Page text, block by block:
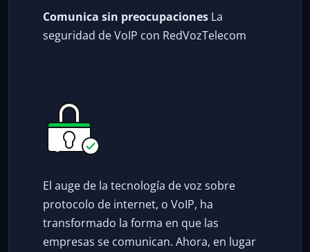
Comunica sin preocupaciones La
seguridad de VoIP con RedVozTelecom
El auge de la tecnología de voz sobre
protocolo de internet, o VoIP, ha
transformado la forma en que las
empresas se comunican. Ahora, en lugar